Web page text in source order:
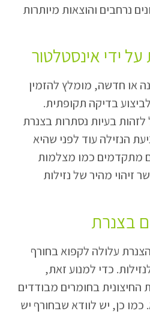
נרחבים והוצאות מיותרות
ידי אינסטלטור
או חדשה, מומלץ להזמין
בדיקה תקופתית.
לזהות בעיות נסתרות בצנרת
הנזילה עוד לפני שהיא
מתקדמים כמו מצלמות
זיהוי מהיר של נזילות
בצנרת
עלולה לקפוא בחורף
כדי למנוע זאת,
בחומרים מבודדים
כן, יש לוודא שבחורף יש